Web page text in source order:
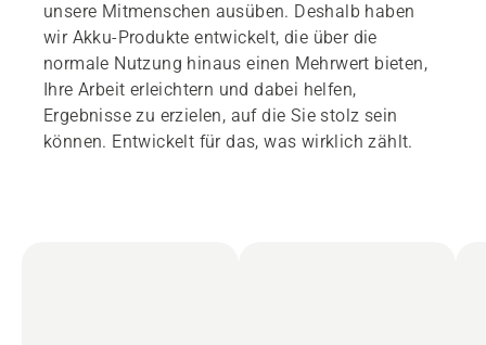
unsere Mitmenschen ausüben. Deshalb haben
wir Akku-Produkte entwickelt, die über die
normale Nutzung hinaus einen Mehrwert bieten,
Ihre Arbeit erleichtern und dabei helfen,
Ergebnisse zu erzielen, auf die Sie stolz sein
können. Entwickelt für das, was wirklich zählt.